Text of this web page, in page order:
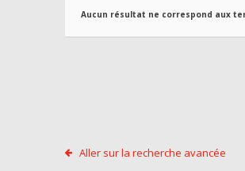
Aucun résultat ne correspond aux
Aller sur la recherche avancée